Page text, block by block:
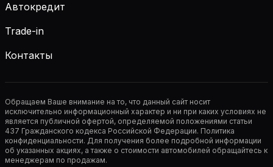
Автокредит
Trade-in
Контакты
Обращаем Ваше внимание на то, что данный сайт носит
исключительно информационный характер и ни при каких условиях не
является публичной офертой, определяемой положениями статьи
437 Гражданского кодекса Российской Федерации. Политика
конфиденциальности. Для получения более подробной информации
об указанных акциях, а также о стоимости автомобилей обращайтесь к
менеджерам по продажам.